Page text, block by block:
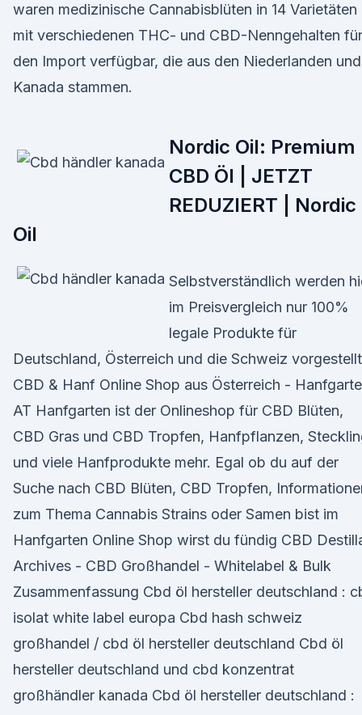
waren medizinische Cannabisblüten in 14 Varietäten
mit verschiedenen THC- und CBD-Nenngehalten für
den Import verfügbar, die aus den Niederlanden und
Kanada stammen.
Nordic Oil: Premium
CBD Öl | JETZT
REDUZIERT | Nordic
Oil
Selbstverständlich werden
im Preisvergleich nur 100%
legale Produkte für
Deutschland, Österreich und die Schweiz
CBD & Hanf Online Shop aus Österreich -
AT Hanfgarten ist der Onlineshop für CBD Blüten,
CBD Gras und CBD Tropfen, Hanfpflanzen,
und viele Hanfprodukte mehr. Egal ob du auf der
Suche nach CBD Blüten, CBD Tropfen,
zum Thema Cannabis Strains oder Samen bist im
Hanfgarten Online Shop wirst du fündig CBD
Archives - CBD Großhandel - Whitelabel & Bulk
Zusammenfassung Cbd öl hersteller deutschland :
isolat white label europa Cbd hash schweiz
großhandel / cbd öl hersteller deutschland Cbd öl
hersteller deutschland und cbd konzentrat
großhändler kanada Cbd öl hersteller deutschland :